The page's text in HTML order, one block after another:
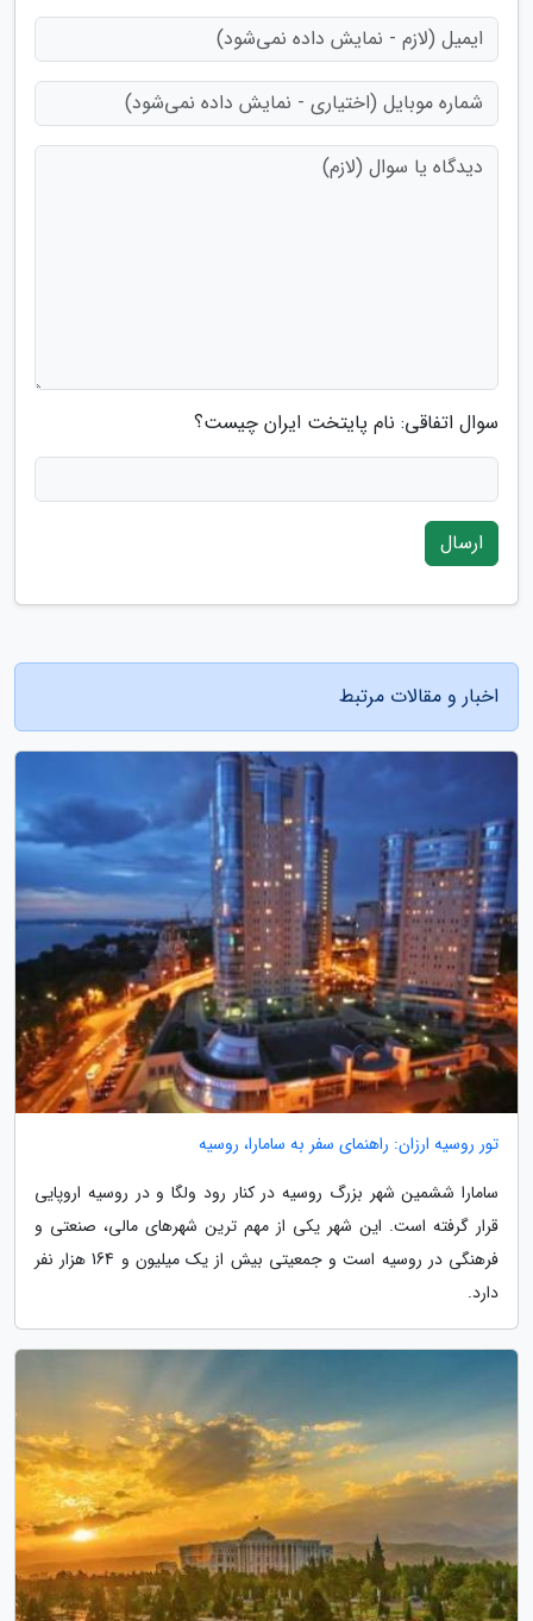
سوال اتفاقی: نام پایتخت ایران چیست؟
ارسال
اخبار و مقالات مرتبط
تور روسیه ارزان: راهنمای سفر به سامارا، روسیه
سامارا ششمین شهر بزرگ روسیه در کنار رود ولگا و در روسیه اروپایی
قرار گرفته است. این شهر یکی از مهم ترین شهرهای مالی، صنعتی و
فرهنگی در روسیه است و جمعیتی بیش از یک میلیون و 164 هزار نفر
دارد.